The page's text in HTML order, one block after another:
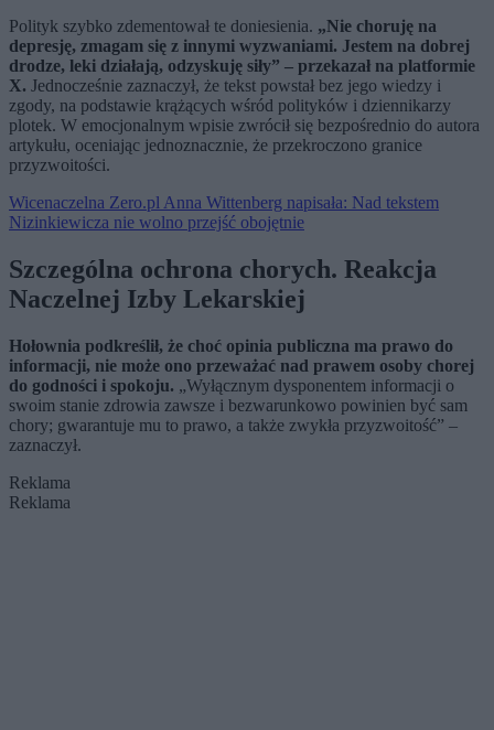
Polityk szybko zdementował te doniesienia. „Nie choruję na
depresję, zmagam się z innymi wyzwaniami. Jestem na dobrej
drodze, leki działają, odzyskuję siły” – przekazał na platformie
X. Jednocześnie zaznaczył, że tekst powstał bez jego wiedzy i
zgody, na podstawie krążących wśród polityków i dziennikarzy
plotek. W emocjonalnym wpisie zwrócił się bezpośrednio do autora
artykułu, oceniając jednoznacznie, że przekroczono granice
przyzwoitości.
Wicenaczelna Zero.pl Anna Wittenberg napisała: Nad tekstem
Nizinkiewicza nie wolno przejść obojętnie
Szczególna ochrona chorych. Reakcja
Naczelnej Izby Lekarskiej
Hołownia podkreślił, że choć opinia publiczna ma prawo do
informacji, nie może ono przeważać nad prawem osoby chorej
do godności i spokoju. „Wyłącznym dysponentem informacji o
swoim stanie zdrowia zawsze i bezwarunkowo powinien być sam
chory; gwarantuje mu to prawo, a także zwykła przyzwoitość” –
zaznaczył.
Reklama
Reklama